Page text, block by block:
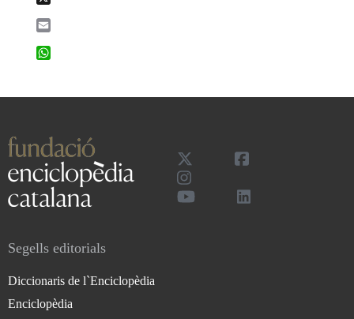
Segells editorials
Diccionaris de l`Enciclopèdia
Enciclopèdia